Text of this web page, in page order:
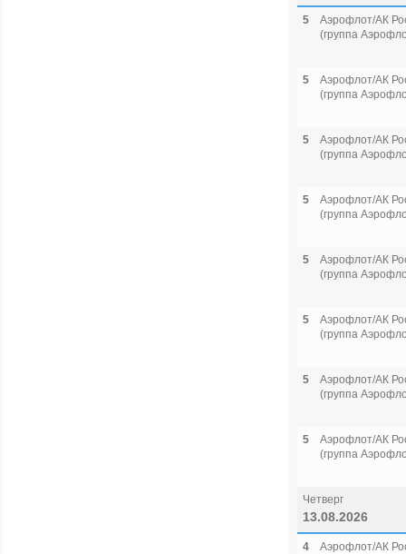
5
Аэрофлот/АК
(группа
5
Аэрофлот/АК
(группа
5
Аэрофлот/АК
(группа
5
Аэрофлот/АК
(группа
5
Аэрофлот/АК
(группа
5
Аэрофлот/АК
(группа
5
Аэрофлот/АК
(группа
5
Аэрофлот/АК
(группа
Четверг
13.08.2026
4
Аэрофлот/АК